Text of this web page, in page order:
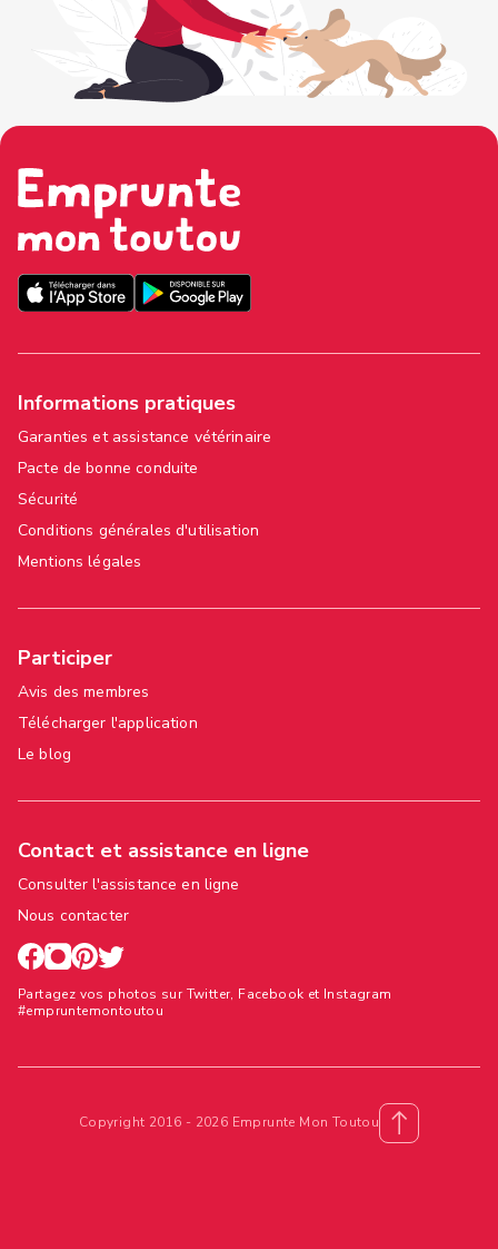
Informations pratiques
Garanties et assistance vétérinaire
Pacte de bonne conduite
Sécurité
Conditions générales d'utilisation
Mentions légales
Participer
Avis des membres
Télécharger l'application
Le blog
Contact et assistance en ligne
Consulter l'assistance en ligne
Nous contacter
Partagez vos photos sur Twitter, Facebook et Instagram
#empruntemontoutou
Copyright 2016 - 2026 Emprunte Mon Toutou